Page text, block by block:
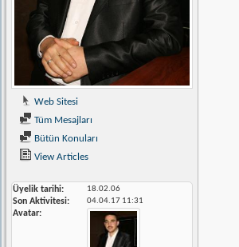
Web Sitesi
Tüm Mesajları
Bütün Konuları
View Articles
Üyelik tarihi 18.02.06
Son Aktivitesi 04.04.17 11:31
Avatar